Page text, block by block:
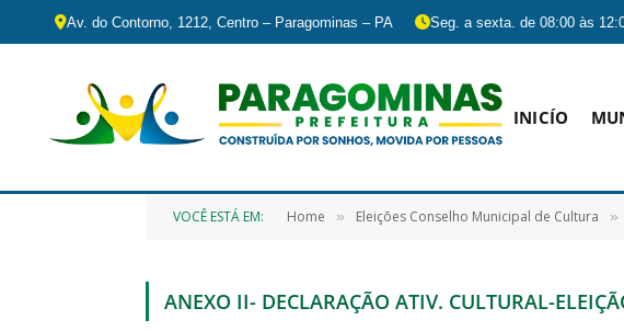
Av. do Contorno, 1212, Centro – Paragominas – PA Seg. a sexta. de 08:00 às
INICÍO
VOCÊ ESTÁ EM: Home » Eleições Conselho Municipal de Cultura »
ANEXO II- DECLARAÇÃO ATIV. CULTURAL-